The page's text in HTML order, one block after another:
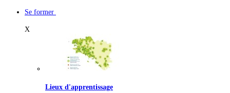
Se former
X
Lieux d'apprentissage